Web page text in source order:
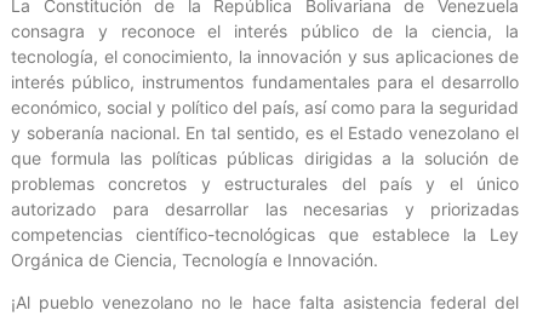
La Constitución de la República Bolivariana de Venezuela
consagra y reconoce el interés público de la ciencia, la
tecnología, el conocimiento, la innovación y sus aplicaciones de
interés público, instrumentos fundamentales para el desarrollo
económico, social y político del país, así como para la seguridad
y soberanía nacional. En tal sentido, es el Estado venezolano el
que formula las políticas públicas dirigidas a la solución de
problemas concretos y estructurales del país y el único
autorizado para desarrollar las necesarias y priorizadas
competencias científico-tecnológicas que establece la Ley
Orgánica de Ciencia, Tecnología e Innovación.
¡Al pueblo venezolano no le hace falta asistencia federal del